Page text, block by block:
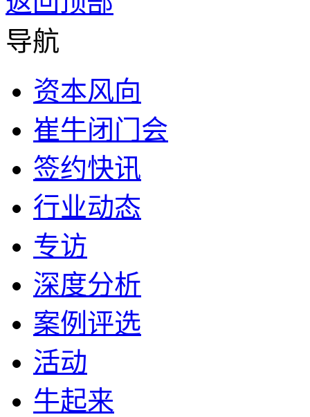
导航
资本风向
崔牛闭门会
签约快讯
行业动态
专访
深度分析
案例评选
活动
牛起来